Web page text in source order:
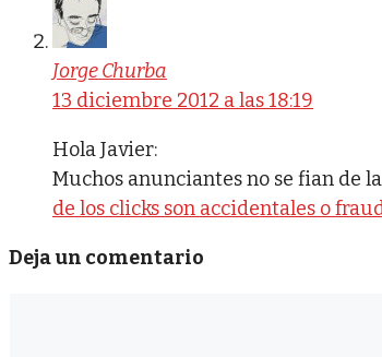
Jorge Churba
13 diciembre 2012 a las 18:19
Hola Javier:
Muchos anunciantes no se fian de
de los clicks son accidentales o
Deja un comentario